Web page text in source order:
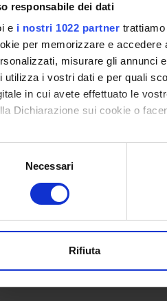
responsabile dei dati
e i nostri 1022 partner
per memorizzare e accedere
misurare gli annunci
utilizza i vostri dati e per quali
in cui avete effettuato le
Dichiarazione sui cookie o
il tuo consenso, vorremmo
raccogliere informazioni
digitali).
o ritirare il tuo consenso
Necessari
Rifiuta
Supervisory
Location
Main